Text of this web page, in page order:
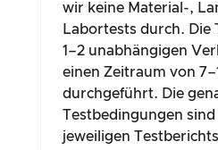
wir keine Material-,
Labortests durch. Die
1–2 unabhängigen
einen Zeitraum von
durchgeführt. Die
Testbedingungen
jeweiligen